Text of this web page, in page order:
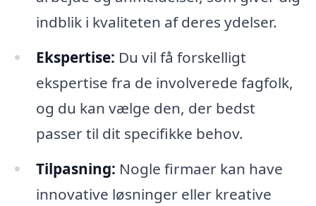
indblik i kvaliteten af deres ydelser.
Ekspertise: Du vil få forskelligt
ekspertise fra de involverede fagfolk,
og du kan vælge den, der bedst
passer til dit specifikke behov.
Tilpasning: Nogle firmaer kan have
innovative løsninger eller kreative